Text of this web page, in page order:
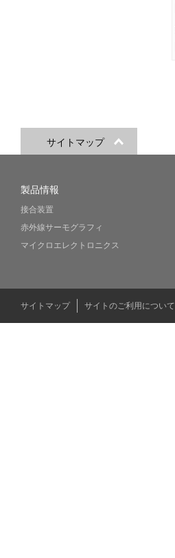
サイトマップ
製品情報
接合装置
赤外線サーモグラフィ
マイクロエレクトロニクス
サイトマップ サイトのご利用について